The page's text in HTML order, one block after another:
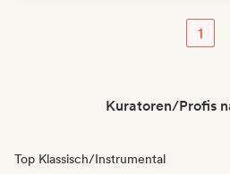
1
Kuratoren/Profis
Top Klassisch/Instrumental